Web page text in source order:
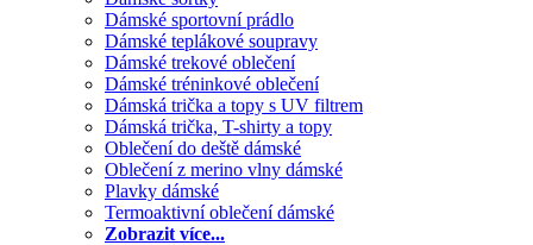
Dámské sportovní prádlo
Dámské teplákové soupravy
Dámské trekové oblečení
Dámské tréninkové oblečení
Dámská trička a topy s UV filtrem
Dámská trička, T-shirty a topy
Oblečení do deště dámské
Oblečení z merino vlny dámské
Plavky dámské
Termoaktivní oblečení dámské
Zobrazit více...